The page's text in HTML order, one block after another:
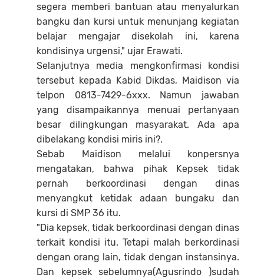
segera memberi bantuan atau menyalurkan
bangku dan kursi untuk menunjang kegiatan
belajar mengajar disekolah ini, karena
kondisinya urgensi," ujar Erawati.
Selanjutnya media mengkonfirmasi kondisi
tersebut kepada Kabid Dikdas, Maidison via
telpon 0813-7429-6xxx. Namun jawaban
yang disampaikannya menuai pertanyaan
besar dilingkungan masyarakat. Ada apa
dibelakang kondisi miris ini?.
Sebab Maidison melalui konpersnya
mengatakan, bahwa pihak Kepsek tidak
pernah berkoordinasi dengan dinas
menyangkut ketidak adaan bungaku dan
kursi di SMP 36 itu.
"Dia kepsek, tidak berkoordinasi dengan dinas
terkait kondisi itu. Tetapi malah berkordinasi
dengan orang lain, tidak dengan instansinya.
Dan kepsek sebelumnya(Agusrindo )sudah